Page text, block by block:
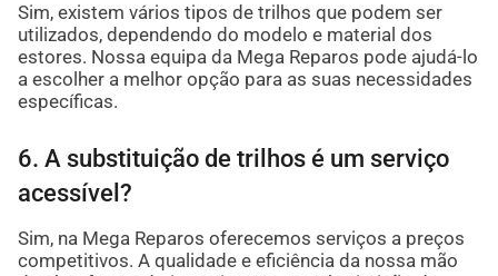
Sim, existem vários tipos de trilhos que podem ser
utilizados, dependendo do modelo e material dos
estores. Nossa equipa da Mega Reparos pode ajudá-lo
a escolher a melhor opção para as suas necessidades
específicas.
6. A substituição de trilhos é um serviço
acessível?
Sim, na Mega Reparos oferecemos serviços a preços
competitivos. A qualidade e eficiência da nossa mão